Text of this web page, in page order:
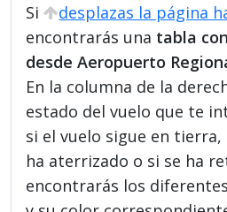
Si
desplazas la página
encontrarás una tabla
desde Aeropuerto
En la columna de la
estado del vuelo que te
si el vuelo sigue en tierra,
ha aterrizado o si se ha
encontrarás los